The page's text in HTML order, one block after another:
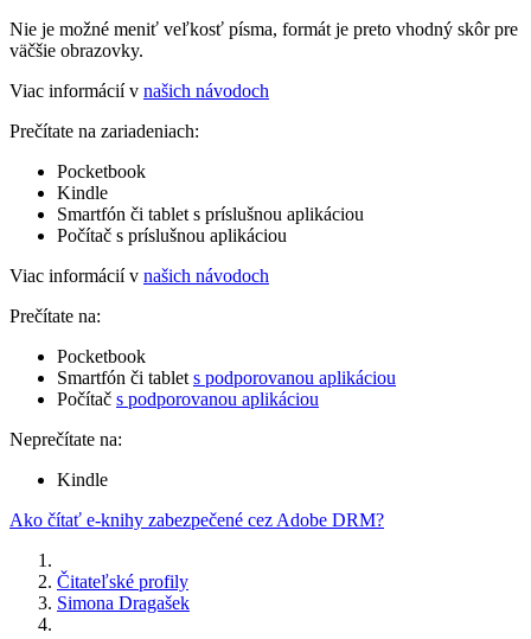
Nie je možné meniť veľkosť písma, formát je preto vhodný skôr pre
väčšie obrazovky.
Viac informácií v našich návodoch
Prečítate na zariadeniach:
Pocketbook
Kindle
Smartfón či tablet s príslušnou aplikáciou
Počítač s príslušnou aplikáciou
Viac informácií v našich návodoch
Prečítate na:
Pocketbook
Smartfón či tablet s podporovanou aplikáciou
Počítač s podporovanou aplikáciou
Neprečítate na:
Kindle
Ako čítať e-knihy zabezpečené cez Adobe DRM?
Čitateľské profily
Simona Dragašek